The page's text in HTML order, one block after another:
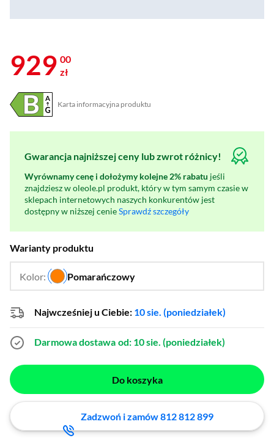
929 00
zł
Karta informacyjna produktu
Plik w formacie pdf
(otworzy się w nowym oknie)
Gwarancja najniższej ceny lub zwrot różnicy!
Wyrównamy cenę i dołożymy kolejne 2% rabatu jeśli
znajdziesz w oleole.pl produkt, który w tym samym czasie w
sklepach internetowych naszych konkurentów jest
dostępny w niższej cenieSprawdź szczegóły
Warianty produktu
Kolor: Pomarańczowy
…
Najwcześniej u Ciebie: 10 sie. (poniedziałek)
Darmowa dostawa od: 10 sie. (poniedziałek)
Do koszyka
Zadzwoń i zamów 812 812 899